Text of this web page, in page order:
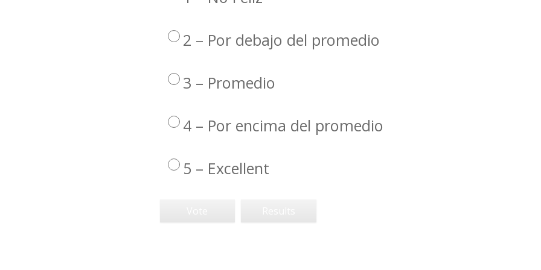
2 – Por debajo del promedio
3 – Promedio
4 – Por encima del promedio
5 – Excellent